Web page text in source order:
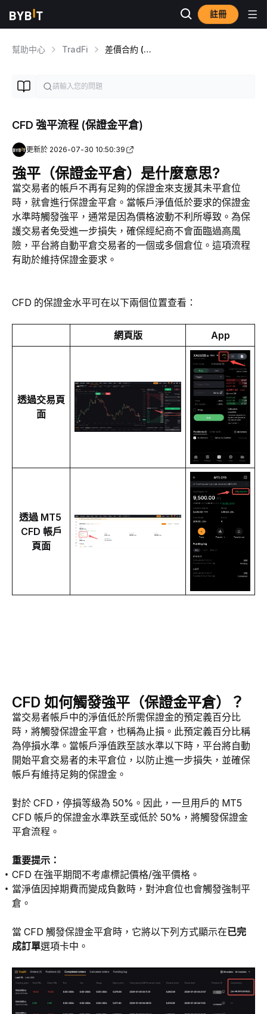
註冊
幫助中心 TradFi 差價合約 (CFD) 交易
CFD 強平流程 (保證金平倉)
更新於 2026-07-30 10:50:39
強平（保證金平倉）是什麼意思?
當交易者的帳戶不再有足夠的保證金來支援其未平倉位
時，就會進行保證金平倉。當帳戶淨值低於要求的保證金
水準時觸發強平，通常是因為價格波動不利所導致。為保
護交易者免受進一步損失，確保經紀商不會面臨過高風
險，平台將自動平倉交易者的一個或多個倉位。這項流程
有助於維持保證金要求。
CFD 的保證金水平可在以下兩個位置查看：
網頁版 App
透過交易頁
面
透過 MT5
CFD 帳戶
頁面
CFD 如何觸發強平（保證金平倉）？
當交易者帳戶中的淨值低於所需保證金的預定義百分比
時，將觸發保證金平倉，也稱為止損。此預定義百分比稱
為停損水準。當帳戶淨值跌至該水準以下時，平台將自動
開始平倉交易者的未平倉位，以防止進一步損失，並確保
帳戶有維持足夠的保證金。
對於 CFD，停損等級為 50%。因此，一旦用戶的 MT5
CFD 帳戶的保證金水準跌至或低於 50%，將觸發保證金
平倉流程。
重要提示：
CFD 在強平期間不考慮標記價格/強平價格。
當淨值因掉期費而變成負數時，對沖倉位也會觸發強制平
倉。
當 CFD 觸發保證金平倉時，它將以下列方式顯示在已完
成訂單選項卡中。